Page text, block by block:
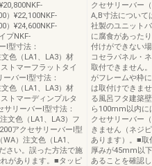
）¥22,100NKF-
）¥24,600NKF-
プNKF-
I型寸法：
色（LA1、LA3）材
トマーフラットタイ
バーI型寸法：
色（LA1、LA3）材
トマーディンプルタ
リーバーI型寸法：
文色（LA1、LA3）フ
アクセサリーバーI型
）注文色（LA1、
さい。誤った方法で施
があります。■タッピ
クセサリーバー
A,B寸法につい
社製のユニット
に腐食があった
付けができない
コセラパネル・
取付できません
がフレームや枠
は取付けできま
る風呂フタ建築
ら100mm以内に
クセサリーバー
きません（ネジ
あります）。■
厚みが45mm以
あることを確認